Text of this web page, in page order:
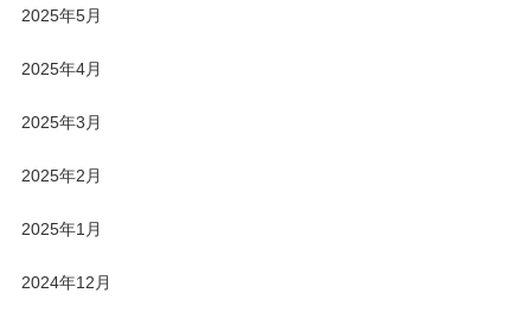
2025年5月
2025年4月
2025年3月
2025年2月
2025年1月
2024年12月